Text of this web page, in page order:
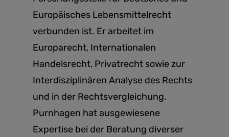
Europäisches Lebensmittelrecht
verbunden ist. Er arbeitet im
Europarecht, Internationalen
Handelsrecht, Privatrecht sowie zur
Interdisziplinären Analyse des Rechts
und in der Rechtsvergleichung.
Purnhagen hat ausgewiesene
Expertise bei der Beratung diverser